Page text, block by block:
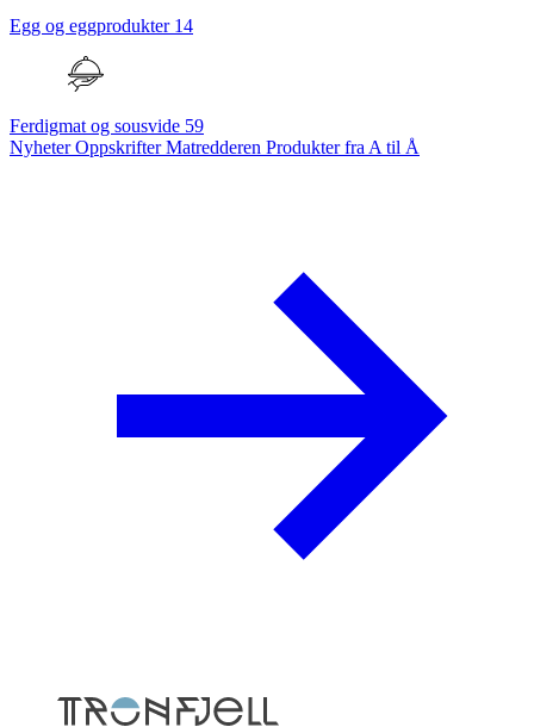
Egg og eggprodukter 14
Ferdigmat og sousvide 59
NyheterOppskrifterMatredderen Produkter fra A til Å